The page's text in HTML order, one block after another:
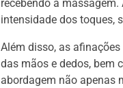
recebendo a
intensidade dos toques,
Além disso, as
das mãos e dedos, bem
abordagem não apenas